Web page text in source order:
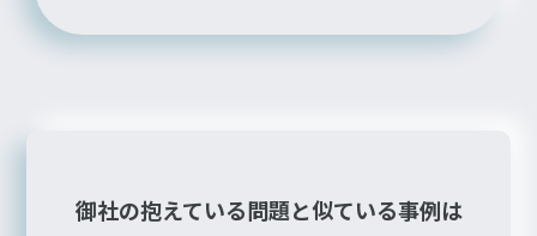
御社の抱えている問題と似ている事例は